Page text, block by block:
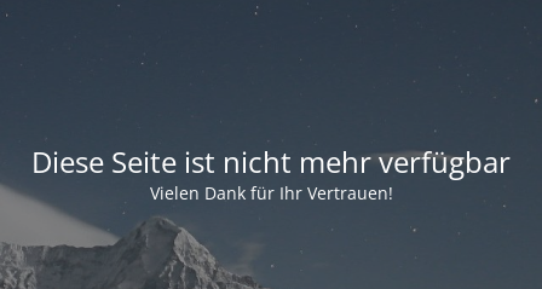
Diese Seite ist nicht mehr verfügbar
Vielen Dank für Ihr Vertrauen!